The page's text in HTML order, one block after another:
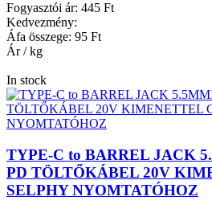
Fogyasztói ár: 445 Ft
Kedvezmény:
Áfa összege: 95 Ft
Ár / kg
In stock
TYPE-C to BARREL JACK
PD TÖLTŐKÁBEL 20V
SELPHY NYOMTATÓHOZ